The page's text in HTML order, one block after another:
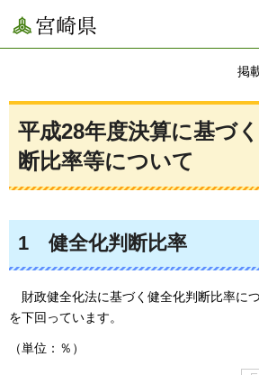
宮崎県
掲
平成28年度決算に基づ
断比率等について
1 健全化判断比率
財政健全化法に基づく健全化判断比率につ
を下回っています。
（単位：％）